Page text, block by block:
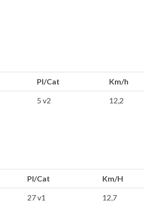
Pl/Cat Km/h
5 v2 12,2
Pl/Cat Km/H
27 v1 12,7